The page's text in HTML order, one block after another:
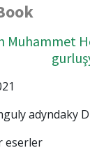
Muhammet
adyndaky
eserler